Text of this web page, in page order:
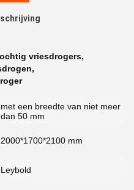
vriesdrogers,
,
met een breedte van niet meer
dan 50 mm
2000*1700*2100 mm
Leybold